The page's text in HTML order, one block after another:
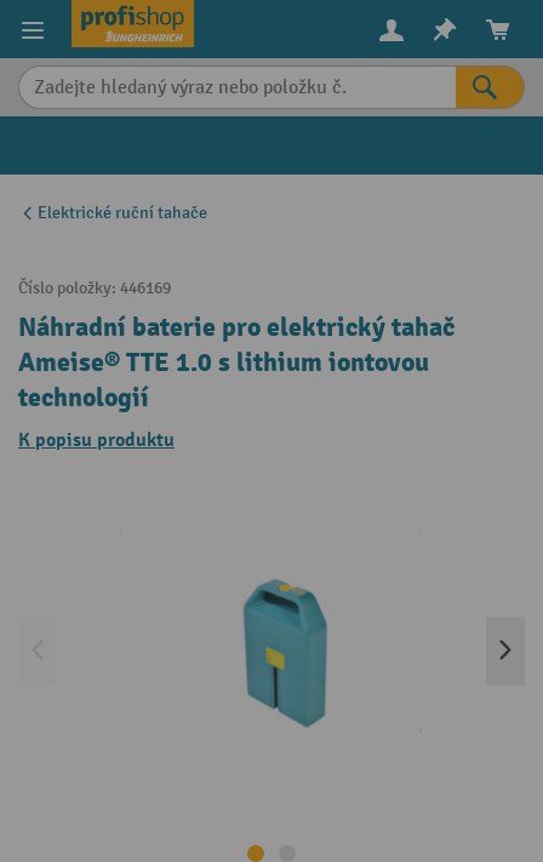
content
Elektrické ruční tahače
Číslo položky: 446169
Náhradní baterie pro elektrický tahač
Ameise® TTE 1.0 s lithium iontovou
technologií
K popisu produktu